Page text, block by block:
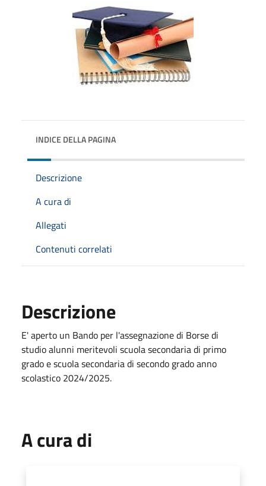
INDICE DELLA PAGINA
Descrizione
A cura di
Allegati
Contenuti correlati
Descrizione
E' aperto un Bando per l'assegnazione di Borse di
studio alunni meritevoli scuola secondaria di primo
grado e scuola secondaria di secondo grado anno
scolastico 2024/2025.
A cura di